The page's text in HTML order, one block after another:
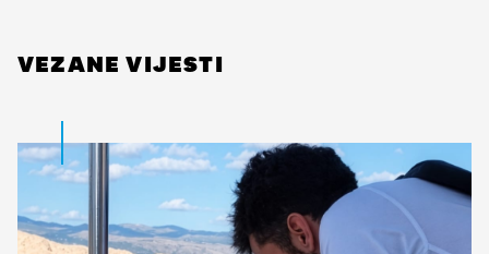
VEZANE VIJESTI